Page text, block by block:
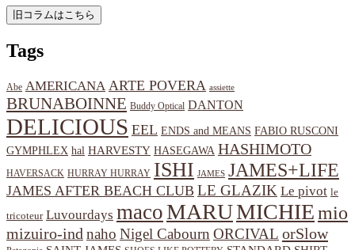
Tags
Abe AMERICANA ARTE POVERA assiette
BRUNABOINNE Buddy Optical DANTON
DELICIOUS EEL ENDS and MEANS FABIO RUSCONI
GYMPHLEX hal HARVESTY HASEGAWA HASHIMOTO
HAVERSACK HURRAY HURRAY ISHI JAMES JAMES+LIFE
JAMES AFTER BEACH CLUB LE GLAZIK Le pivot le
tricoteur Luvourdays macoMARUMICHIEmio
mizuiro-ind naho Nigel Cabourn ORCIVAL orSlow